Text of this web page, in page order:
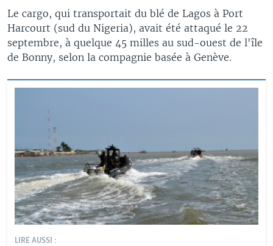
Le cargo, qui transportait du blé de Lagos à Port
Harcourt (sud du Nigeria), avait été attaqué le 22
septembre, à quelque 45 milles au sud-ouest de l'île
de Bonny, selon la compagnie basée à Genève.
LIRE AUSSI :